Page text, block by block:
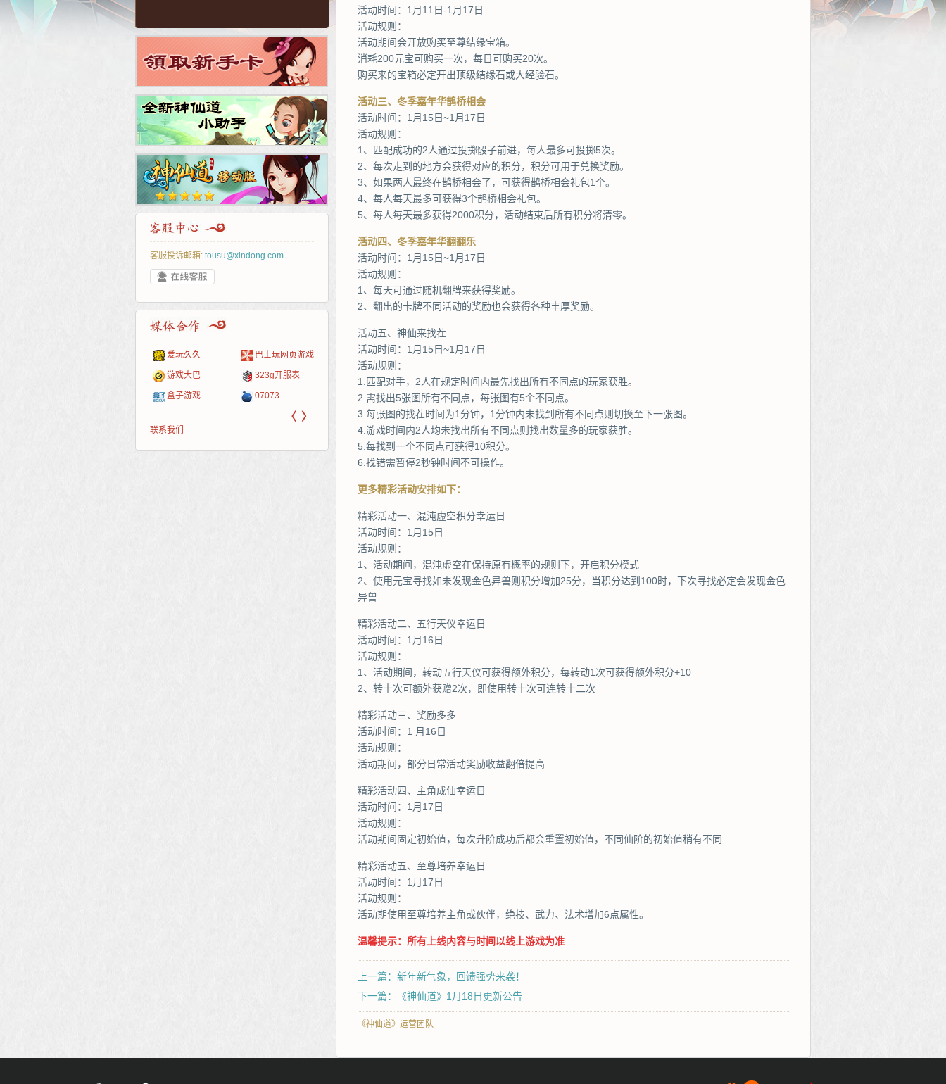
客服投诉邮箱: tousu@xindong.com
爱玩久久 巴士玩网页游戏
游戏大巴 323g开服表
盒子游戏 07073
页游网
新浪游戏
新浪页游 网易游戏
多玩
中华网
Cwan
游一游
游侠网页游戏 40407
5617网游网 一游网
开服网
斗蟹网页游戏 游戏观察
4q5q游戏
〈 〉
联系我们
活动时间：1月11日-1月17日
活动规则：
活动期间会开放购买至尊结缘宝箱。
消耗200元宝可购买一次，每日可购买20次。
购买来的宝箱必定开出顶级结缘石或大经验石。
活动三、冬季嘉年华鹊桥相会
活动时间：1月15日~1月17日
活动规则：
1、匹配成功的2人通过投掷骰子前进，每人最多可投掷5次。
2、每次走到的地方会获得对应的积分，积分可用于兑换奖励。
3、如果两人最终在鹊桥相会了，可获得鹊桥相会礼包1个。
4、每人每天最多可获得3个鹊桥相会礼包。
5、每人每天最多获得2000积分，活动结束后所有积分将清零。
活动四、冬季嘉年华翻翻乐
活动时间：1月15日~1月17日
活动规则：
1、每天可通过随机翻牌来获得奖励。
2、翻出的卡牌不同活动的奖励也会获得各种丰厚奖励。
活动五、神仙来找茬
活动时间：1月15日~1月17日
活动规则：
1.匹配对手，2人在规定时间内最先找出所有不同点的玩家获胜。
2.需找出5张图所有不同点，每张图有5个不同点。
3.每张图的找茬时间为1分钟，1分钟内未找到所有不同点则切换至下一张图。
4.游戏时间内2人均未找出所有不同点则找出数量多的玩家获胜。
5.每找到一个不同点可获得10积分。
6.找错需暂停2秒钟时间不可操作。
更多精彩活动安排如下：
精彩活动一、混沌虚空积分幸运日
活动时间：1月15日
活动规则：
1、活动期间，混沌虚空在保持原有概率的规则下，开启积分模式
2、使用元宝寻找如未发现金色异兽则积分增加25分，当积分达到100时，下次寻找必定会发现金色
异兽
精彩活动二、五行天仪幸运日
活动时间：1月16日
活动规则：
1、活动期间，转动五行天仪可获得额外积分，每转动1次可获得额外积分+10
2、转十次可额外获赠2次，即使用转十次可连转十二次
精彩活动三、奖励多多
活动时间：1 月16日
活动规则：
活动期间，部分日常活动奖励收益翻倍提高
精彩活动四、主角成仙幸运日
活动时间：1月17日
活动规则：
活动期间固定初始值，每次升阶成功后都会重置初始值，不同仙阶的初始值稍有不同
精彩活动五、至尊培养幸运日
活动时间：1月17日
活动规则：
活动期使用至尊培养主角或伙伴，绝技、武力、法术增加6点属性。
温馨提示：所有上线内容与时间以线上游戏为准
上一篇：新年新气象，回馈强势来袭！
下一篇：《神仙道》1月18日更新公告
《神仙道》运营团队